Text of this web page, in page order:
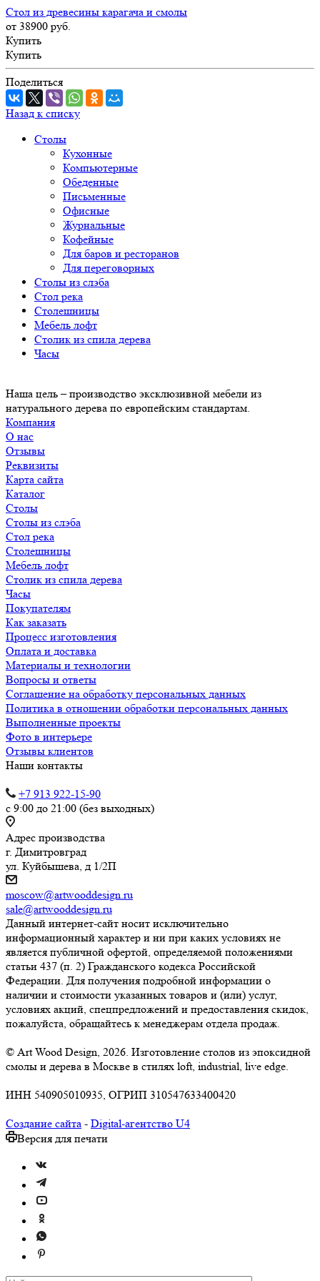
Стол из древесины карагача и смолы
от 38900 руб.
Купить
Купить
Поделиться
Назад к списку
Столы
Кухонные
Компьютерные
Обеденные
Письменные
Офисные
Журнальные
Кофейные
Для баров и ресторанов
Для переговорных
Столы из слэба
Стол река
Столешницы
Мебель лофт
Столик из спила дерева
Часы
Наша цель – производство эксклюзивной мебели из
натурального дерева по европейским стандартам.
Компания
О нас
Отзывы
Реквизиты
Карта сайта
Каталог
Столы
Столы из слэба
Стол река
Столешницы
Мебель лофт
Столик из спила дерева
Часы
Покупателям
Как заказать
Процесс изготовления
Оплата и доставка
Материалы и технологии
Вопросы и ответы
Соглашение на обработку персональных данных
Политика в отношении обработки персональных данных
Выполненные проекты
Фото в интерьере
Отзывы клиентов
Наши контакты
+7 913 922-15-90
с 9:00 до 21:00 (без выходных)
Адрес производства
г. Димитровград
ул. Куйбышева, д 1/2П
moscow@artwooddesign.ru
sale@artwooddesign.ru
Данный интернет-сайт носит исключительно
информационный характер и ни при каких условиях не
является публичной офертой, определяемой положениями
статьи 437 (п. 2) Гражданского кодекса Российской
Федерации. Для получения подробной информации о
наличии и стоимости указанных товаров и (или) услуг,
условиях акций, спецпредложений и предоставления скидок,
пожалуйста, обращайтесь к менеджерам отдела продаж.
© Art Wood Design, 2026. Изготовление столов из эпоксидной
смолы и дерева в Москве в стилях loft, industrial, live edge.
ИНН 540905010935, ОГРИП 310547633400420
Создание сайта - Digital-агентство U4
Версия для печати